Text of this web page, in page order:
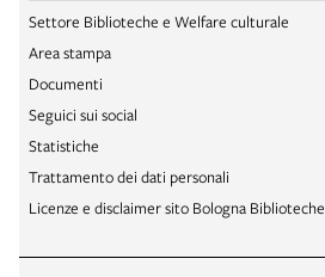
Settore Biblioteche e Welfare culturale
Area stampa
Documenti
Seguici sui social
Statistiche
Trattamento dei dati personali
Licenze e disclaimer sito Bologna Biblioteche